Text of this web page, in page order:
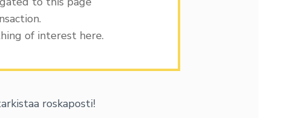
of interest here.
roskaposti!